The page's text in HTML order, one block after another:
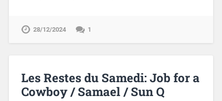
28/12/2024 1
Les Restes du Samedi: Job for a
Cowboy / Samael / Sun Q